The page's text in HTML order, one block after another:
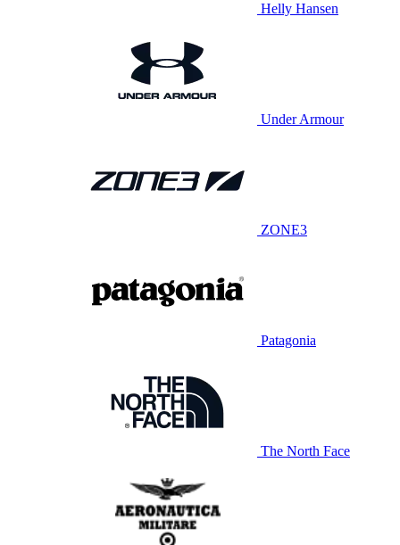
Helly Hansen
Under Armour
ZONE3
Patagonia
The North Face